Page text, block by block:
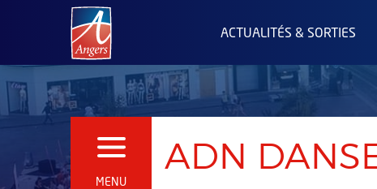
Angers.fr : Retour à l'accueil
ACTUALITÉS & SORTIES
MENU
OUVRIR LE MENU ADN